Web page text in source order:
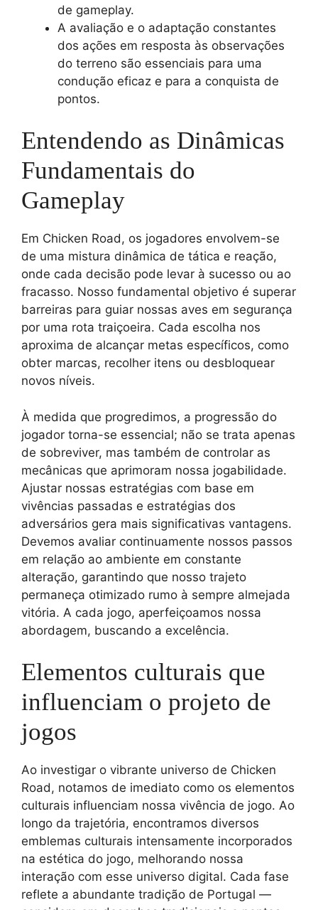
de gameplay.
A avaliação e o adaptação constantes
dos ações em resposta às observações
do terreno são essenciais para uma
condução eficaz e para a conquista de
pontos.
Entendendo as Dinâmicas
Fundamentais do
Gameplay
Em Chicken Road, os jogadores envolvem-se
de uma mistura dinâmica de tática e reação,
onde cada decisão pode levar à sucesso ou ao
fracasso. Nosso fundamental objetivo é superar
barreiras para guiar nossas aves em segurança
por uma rota traiçoeira. Cada escolha nos
aproxima de alcançar metas específicos, como
obter marcas, recolher itens ou desbloquear
novos níveis.
À medida que progredimos, a progressão do
jogador torna-se essencial; não se trata apenas
de sobreviver, mas também de controlar as
mecânicas que aprimoram nossa jogabilidade.
Ajustar nossas estratégias com base em
vivências passadas e estratégias dos
adversários gera mais significativas vantagens.
Devemos avaliar continuamente nossos passos
em relação ao ambiente em constante
alteração, garantindo que nosso trajeto
permaneça otimizado rumo à sempre almejada
vitória. A cada jogo, aperfeiçoamos nossa
abordagem, buscando a excelência.
Elementos culturais que
influenciam o projeto de
jogos
Ao investigar o vibrante universo de Chicken
Road, notamos de imediato como os elementos
culturais influenciam nossa vivência de jogo. Ao
longo da trajetória, encontramos diversos
emblemas culturais intensamente incorporados
na estética do jogo, melhorando nossa
interação com esse universo digital. Cada fase
reflete a abundante tradição de Portugal —